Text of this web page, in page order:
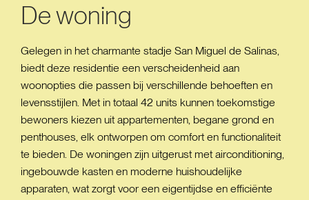
De woning
Gelegen in het charmante stadje San Miguel de Salinas,
biedt deze residentie een verscheidenheid aan
woonopties die passen bij verschillende behoeften en
levensstijlen. Met in totaal 42 units kunnen toekomstige
bewoners kiezen uit appartementen, begane grond en
penthouses, elk ontworpen om comfort en functionaliteit
te bieden. De woningen zijn uitgerust met airconditioning,
ingebouwde kasten en moderne huishoudelijke
apparaten, wat zorgt voor een eigentijdse en efficiënte